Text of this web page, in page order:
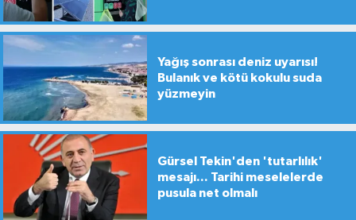
Yağış sonrası deniz uyarısı!
Bulanık ve kötü kokulu suda
yüzmeyin
Gürsel Tekin'den 'tutarlılık'
mesajı... Tarihi meselelerde
pusula net olmalı